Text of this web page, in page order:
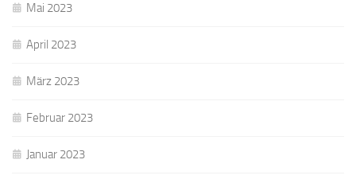
Mai 2023
April 2023
März 2023
Februar 2023
Januar 2023